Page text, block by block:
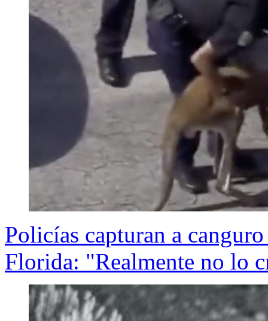
Policías capturan a
Florida: "Realmente no lo